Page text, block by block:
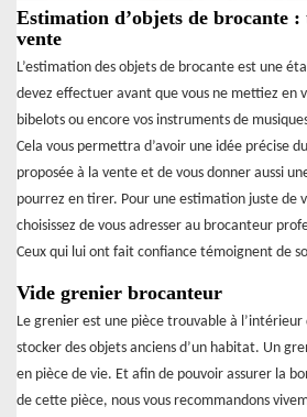
Estimation d’objets de brocante
vente
L’estimation des objets de brocante est une
devez effectuer avant que vous ne mettiez en
bibelots ou encore vos instruments de
Cela vous permettra d’avoir une idée précise
proposée à la vente et de vous donner aussi
pourrez en tirer. Pour une estimation juste de
choisissez de vous adresser au brocanteur
Ceux qui lui ont fait confiance témoignent de
Vide grenier brocanteur
Le grenier est une pièce trouvable à l’intérieur
stocker des objets anciens d’un habitat. Un
en pièce de vie. Et afin de pouvoir assurer la
de cette pièce, nous vous recommandons